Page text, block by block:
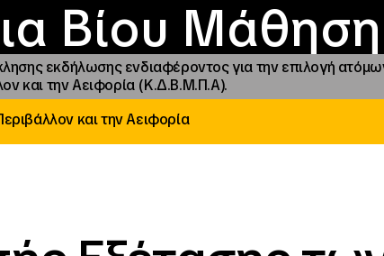
Βίου
δράσεις
εκδήλωσης ενδιαφέροντος για την επιλογή
και την Αειφορία (Κ.Δ.Β.Μ.Π.Α).
και την Αειφορία